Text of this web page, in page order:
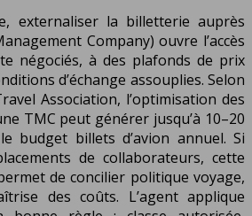
externaliser la billetterie auprès
Company) ouvre l’accès
négociés, à des plafonds de prix
d’échange assouplies. Selon
Association, l’optimisation des
TMC peut générer jusqu’à 10–20
budget billets d’avion annuel. Si
de collaborateurs, cette
de concilier politique voyage,
des coûts. L’agent applique